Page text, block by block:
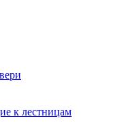
к лестницам